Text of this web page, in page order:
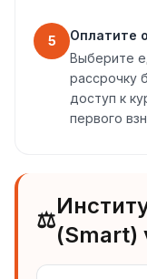
5
Оплатите
Выберите
рассрочку
доступ к
первого
⚖️
(Smart)